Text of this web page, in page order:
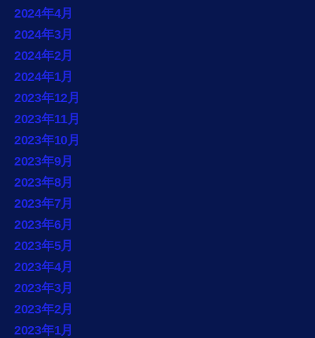
2024年4月
2024年3月
2024年2月
2024年1月
2023年12月
2023年11月
2023年10月
2023年9月
2023年8月
2023年7月
2023年6月
2023年5月
2023年4月
2023年3月
2023年2月
2023年1月